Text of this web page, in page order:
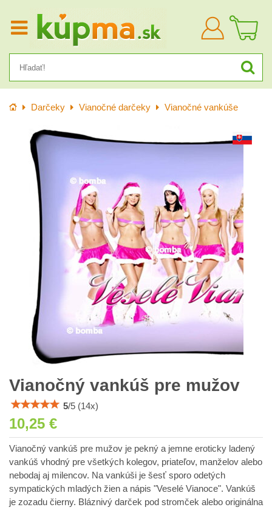
Prihlásiť
sa
Úvod Darčeky Vianočné darčeky Vianočné vankúše
Vianočný vankúš pre mužov
5/5 (14x)
10,25 €
Vianočný vankúš pre mužov je pekný a jemne eroticky ladený
vankúš vhodný pre všetkých kolegov, priateľov, manželov alebo
nebodaj aj milencov. Na vankúši je šesť sporo odetých
sympatických mladých žien a nápis "Veselé Vianoce". Vankúš
je zozadu čierny. Bláznivý darček pod stromček alebo originálna